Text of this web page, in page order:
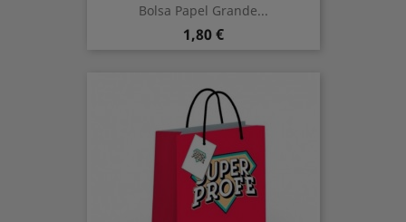
Bolsa Papel Grande...
Precio
1,80 €